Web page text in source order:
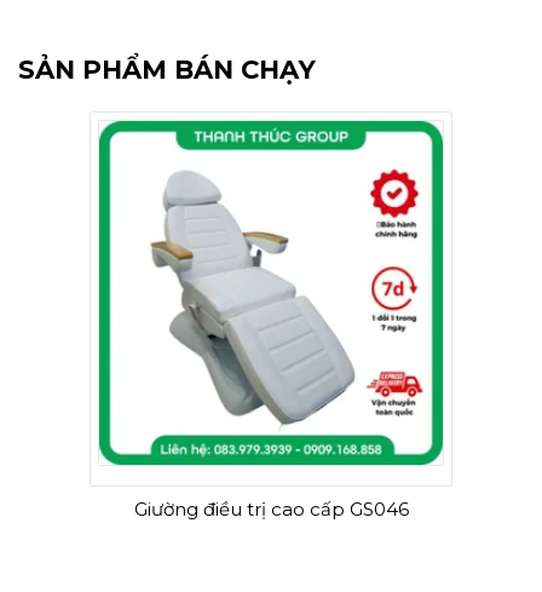
SẢN PHẨM BÁN CHẠY
Giường điều trị cao cấp GS046